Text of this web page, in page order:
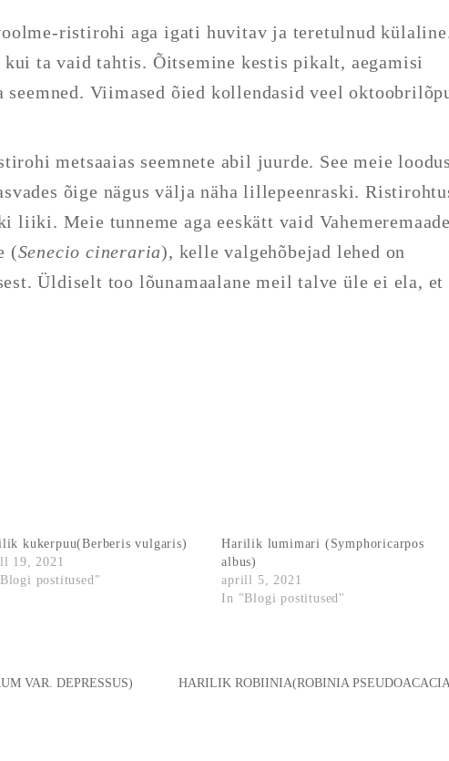
ristirohi aga igati huvitav ja teretulnud
ta vaid tahtis. Õitsemine kestis pikalt, aegamisi
Viimased õied kollendasid veel
metsaaias seemnete abil juurde. See meie
õige nägus välja näha lillepeenraski.
liiki. Meie tunneme aga eeskätt vaid
(Senecio cineraria), kelle valgehõbejad lehed on
Üldiselt too lõunamaalane meil talve üle ei ela, et
kukerpuu(Berberis vulgaris)
19, 2021
postitused"
Harilik lumimari (Symphoricarpos
albus)
aprill 5, 2021
In "Blogi postitused"
VAR. DEPRESSUS) HARILIK ROBIINIA(ROBINIA